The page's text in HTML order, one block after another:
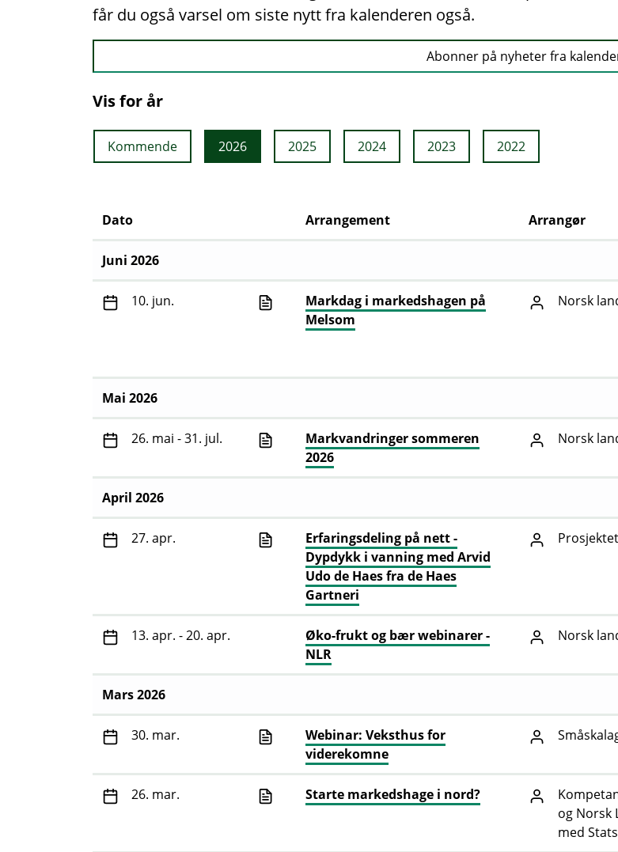
får du også varsel om siste nytt fra kalenderen også.
Abonner på nyheter fra
Vis for år
Kommende 2026 2025 2024 2023 2022
Dato Arrangement Arrangør
Juni 2026
10. jun.
Markdag i markedshagen på
Melsom
Norsk
Mai 2026
26. mai - 31. jul.
Markvandringer sommeren
2026
Norsk
April 2026
27. apr.
Erfaringsdeling på nett -
Dypdykk i vanning med Arvid
Udo de Haes fra de Haes
Gartneri
13. apr. - 20. apr.
Øko-frukt og bær webinarer -
NLR
Norsk
Mars 2026
30. mar.
Webinar: Veksthus for
viderekomne
26. mar. Starte markedshage i nord?
og Norsk
med